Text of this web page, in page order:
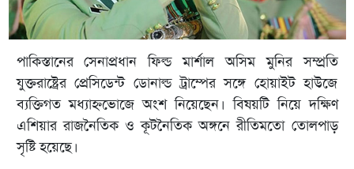
পাকিস্তানের সেনাপ্রধান ফিল্ড মার্শাল অসিম মুনির সম্প্রতি
যুক্তরাষ্ট্রের প্রেসিডেন্ট ডোনাল্ড ট্রাম্পের সঙ্গে হোয়াইট হাউজে
ব্যক্তিগত মধ্যাহ্নভোজে অংশ নিয়েছেন। বিষয়টি নিয়ে দক্ষিণ
এশিয়ার রাজনৈতিক ও কূটনৈতিক অঙ্গনে রীতিমতো তোলপাড়
সৃষ্টি হয়েছে।